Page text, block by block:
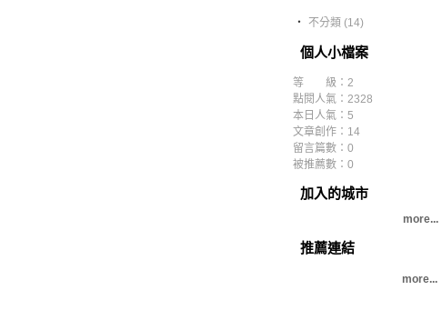
‧ 不分類 (14)
個人小檔案
等 級：2
點閱人氣：2328
本日人氣：5
文章創作：14
留言篇數：0
被推薦數： 0
加入的城市
more...
推薦連結
more...